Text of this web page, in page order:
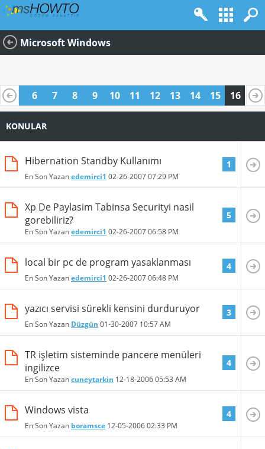
Microsoft Windows
5 6 7 8 9 10 11 12 13 14 15 16
KONULAR
Hibernation Standby Kullanımı
En Son Yazanedemirci1 02-26-200707:29 PM
1
Xp De Paylasim Tabinsa Securityi nasil
gorebiliriz?
En Son Yazanedemirci1 02-26-200706:58 PM
5
local bir pc de program yasaklanması
En Son Yazanedemirci1 02-26-200706:48 PM
4
yazıcı servisi sürekli kensini durduruyor
En Son Yazan Düzgün 01-30-2007 10:57 AM
3
TR işletim sisteminde pancere menüleri
ingilizce
En Son Yazancuneytarkin 12-18-200605:53 AM
4
Windows vista
En Son Yazan boramsce 12-05-200602:33 PM
4